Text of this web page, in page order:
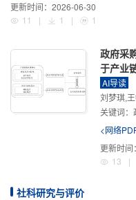
更新时间： 2026-06-30
11
| 1 | 1
政府采
于产业
AI导读
刘梦琪,
关键词：
<网络
更新时间：
13
|
社科研究与评价